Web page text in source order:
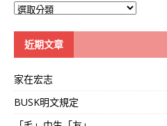
大
近期文章
家在宏志
BUSK明文規定